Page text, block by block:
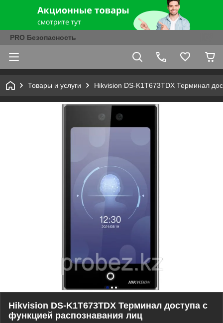
PRO Безопасность
Товары и услуги Hikvision DS-K1T673TDX Терминал
Hikvision DS-K1T673TDX Терминал доступа с
функцией распознавания лиц